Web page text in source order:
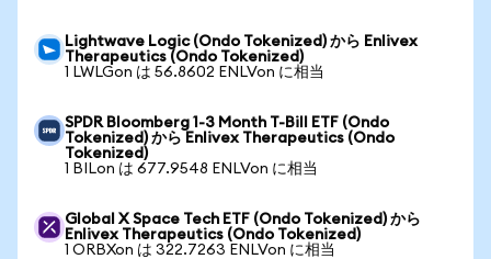
Lightwave Logic (Ondo Tokenized) から Enlivex
Therapeutics (Ondo Tokenized)
1 LWLGon は 56.8602 ENLVon に相当
SPDR Bloomberg 1-3 Month T-Bill ETF (Ondo
Tokenized) から Enlivex Therapeutics (Ondo
Tokenized)
1 BILon は 677.9548 ENLVon に相当
Global X Space Tech ETF (Ondo Tokenized) から
Enlivex Therapeutics (Ondo Tokenized)
1 ORBXon は 322.7263 ENLVon に相当